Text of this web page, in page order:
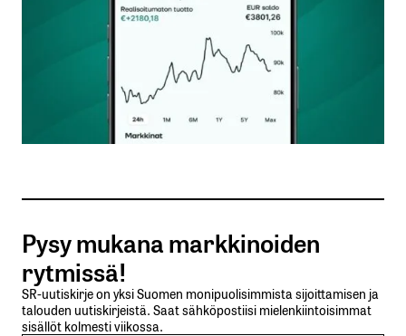
kirjautua
rekisteröityä
Sähköpostiosoitettasi ei julkaista.
Pakolliset
kentät on merkitty*
Pysy mukana markkinoiden
rytmissä!
SR-uutiskirje on yksi Suomen monipuolisimmista sijoittamisen ja
talouden uutiskirjeistä. Saat sähköpostiisi mielenkiintoisimmat
sisällöt kolmesti viikossa.